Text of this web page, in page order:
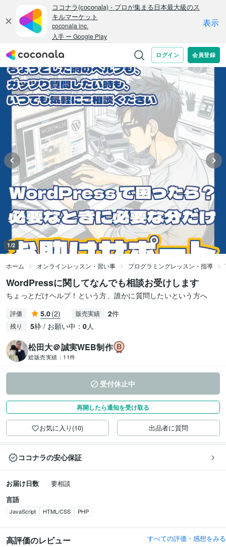
1/2
ホーム オンラインレッスン・習い事 プログラミングレッスン・指導
WordPressに関してなんでも相談お受けします
ちょっとだけヘルプ！という方、誰かに質問したいという方へ
評価 5.0(2) 販売実績 2件
残り 5枠 / お願い中： 0人
松田大＠誠実WEB制作
総販売実績： 11件
受付休止中
再開したら通知を受け取る
お気に入り(10) 出品者に質問
ココナラの安心保証
お届け日数
要相談
言語
JavaScript HTML/CSS PHP
高評価のレビュー すべての評価・感想をみる